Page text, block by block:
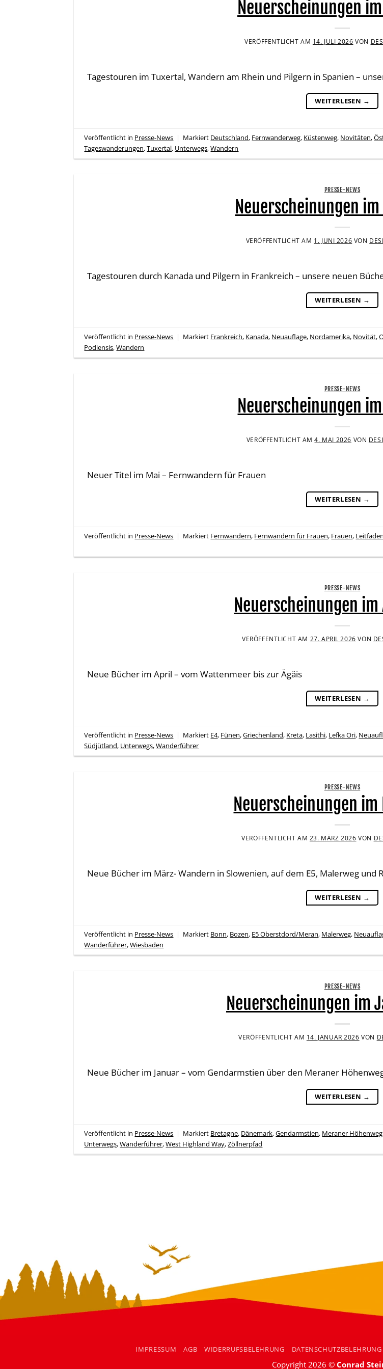
Neuerscheinungen
VERÖFFENTLICHT AM 14. JULI 2026 VON
Tagestouren im Tuxertal, Wandern am Rhein und Pilgern in Spanien –
WEITERLESEN →
Veröffentlicht in Presse-News | Markiert Deutschland, Fernwanderweg, Küstenweg, Novitäten,
Tageswanderungen,Tuxertal, Unterwegs,Wandern
PRESSE-NEWS
Neuerscheinungen
VERÖFFENTLICHT AM 1. JUNI 2026 VON
Tagestouren durch Kanada und Pilgern in Frankreich – unsere neuen
WEITERLESEN →
Veröffentlicht in Presse-News | Markiert Frankreich, Kanada, Neuauflage, Nordamerika, Novität,
Podiensis,Wandern
PRESSE-NEWS
Neuerscheinungen
VERÖFFENTLICHT AM4. MAI 2026 VON
Neuer Titel im Mai – Fernwandern für Frauen
WEITERLESEN →
Veröffentlicht in Presse-News | Markiert Fernwandern, Fernwandern für Frauen, Frauen,
PRESSE-NEWS
Neuerscheinungen
VERÖFFENTLICHT AM 27. APRIL 2026 VON
Neue Bücher im April – vom Wattenmeer bis zur Ägäis
WEITERLESEN →
Veröffentlicht in Presse-News | Markiert E4, Fünen,Griechenland, Kreta, Lasithi, Lefka Ori,
Südjütland, Unterwegs,Wanderführer
PRESSE-NEWS
Neuerscheinungen im
VERÖFFENTLICHT AM 23. MÄRZ 2026 VON
Neue Bücher im März- Wandern in Slowenien, auf dem E5, Malerweg und
WEITERLESEN →
Veröffentlicht in Presse-News | Markiert Bonn, Bozen, E5 Oberstdord/Meran, Malerweg,
Wanderführer,Wiesbaden
PRESSE-NEWS
Neuerscheinungen im
VERÖFFENTLICHT AM 14. JANUAR 2026 VON
Neue Bücher im Januar – vom Gendarmstien über den Meraner
WEITERLESEN →
Veröffentlicht in Presse-News | Markiert Bretagne, Dänemark,Gendarmstien, Meraner Höhenweg
Unterwegs,Wanderführer,West Highland Way,Zöllnerpfad
IMPRESSUM AGB WIDERRUFSBELEHRUNG DATENSCHUTZBELEHRUNG
Copyright 2026 © Conrad